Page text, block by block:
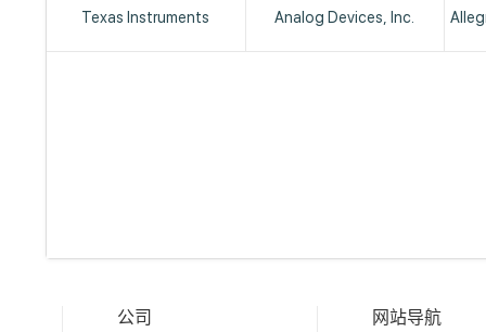
Texas Instruments
Analog Devices, Inc.
公司 网站导航